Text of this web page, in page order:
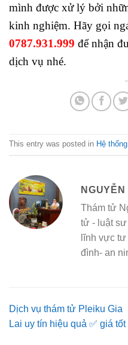
mình được xử lý bởi
kinh nghiệm. Hãy gọi
0787.931.999 để nhận
dịch vụ nhé.
This entry was posted in Hệ
NGUYỄN
Thám tử
tử - luật
lĩnh vực
đình- an
Dịch vụ thám tử Pleiku Gia
Lai uy tín hiệu quả ✅ giá tốt